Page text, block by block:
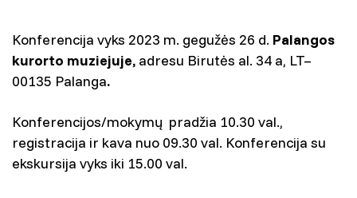
Konferencija vyks 2023 m. gegužės 26 d. Palangos
kurorto muziejuje, adresu Birutės al. 34 a, LT–
00135 Palanga.
Konferencijos/mokymų pradžia 10.30 val.,
registracija ir kava nuo 09.30 val. Konferencija su
ekskursija vyks iki 15.00 val.